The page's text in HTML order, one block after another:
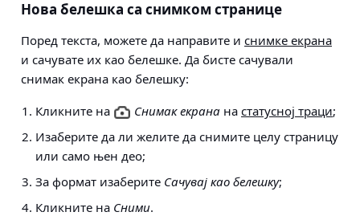
Нова белешка са снимком странице
Поред текста, можете да направите и снимке екрана
и сачувате их као белешке. Да бисте сачували
снимак екрана као белешку:
Кликните на
Снимак екрана на статусној траци;
Изаберите да ли желите да снимите целу страницу
или само њен део;
За формат изаберите Сачувај као белешку;
Кликните на Сними.